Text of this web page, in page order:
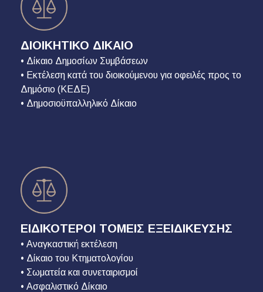
ΔΙΟΙΚΗΤΙΚΟ ΔΙΚΑΙΟ
• Δίκαιο Δημοσίων Συμβάσεων
• Εκτέλεση κατά του διοικούμενου για οφειλές προς το
Δημόσιο (ΚΕΔΕ)
• Δημοσιοϋπαλληλικό Δίκαιο
ΕΙΔΙΚΟΤΕΡΟΙ ΤΟΜΕΙΣ ΕΞΕΙΔΙΚΕΥΣΗΣ
• Αναγκαστική εκτέλεση
• Δίκαιο του Κτηματολογίου
• Σωματεία και συνεταιρισμοί
• Ασφαλιστικό Δίκαιο